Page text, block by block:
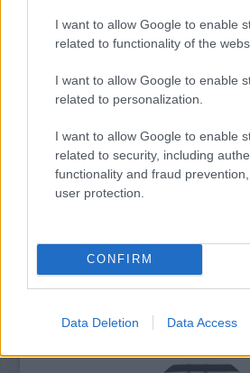
I want to allow Google to enable
related to functionality of the
I want to allow Google to enable
related to personalization.
I want to allow Google to enable
related to security, including
functionality and fraud
user protection.
CONFIRM
Data Deletion Data Access
tech-house
Zene Születésnap
ELSTARTOLT A